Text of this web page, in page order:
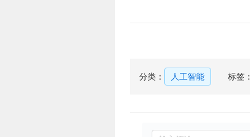
分类： 人工智能 标签：